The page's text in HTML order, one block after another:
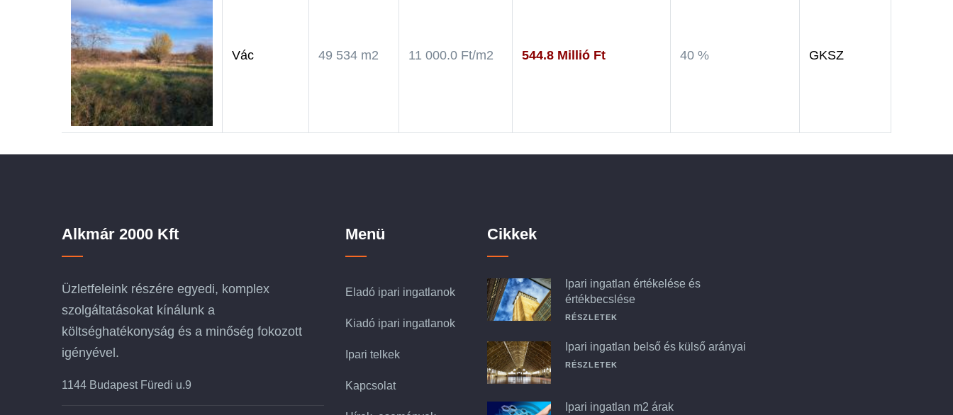
Vác 49 534 m2 11 000.0 Ft/m2 544.8 Millió Ft 40 % GKSZ
Alkmár 2000 Kft
Üzletfeleink részére egyedi, komplex
szolgáltatásokat kínálunk a
költséghatékonyság és a minőség fokozott
igényével.
1144 Budapest Füredi u.9
Menü
Eladó ipari ingatlanok
Kiadó ipari ingatlanok
Ipari telkek
Kapcsolat
Cikkek
Ipari ingatlan értékelése és
értékbecslése
RÉSZLETEK
Ipari ingatlan belső és külső arányai
RÉSZLETEK
Ipari ingatlan m2 árak